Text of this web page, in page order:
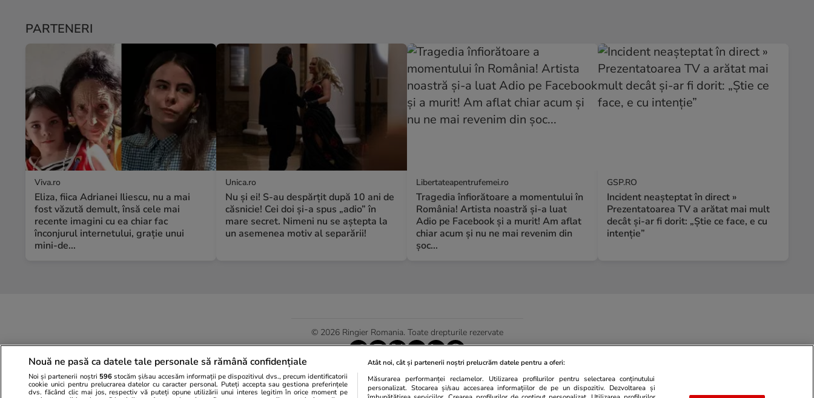
PARTENERI
Viva.ro
Eliza, fiica Adrianei Iliescu, nu a mai
fost văzută demult, însă cele mai
recente imagini cu ea chiar fac
înconjurul internetului, grație unui
mini-de...
Unica.ro
Nu și ei! S-au despărțit după 10 ani de
căsnicie! Cei doi și-a spus „adio” în
mare secret. Nimeni nu se aștepta la
un asemenea motiv al separării!
Libertateapentrufemei.ro
Tragedia înfiorătoare a momentului în
România! Artista noastră și-a luat
Adio pe Facebook și a murit! Am aflat
chiar acum și nu ne mai revenim din
șoc...
GSP.RO
Incident neașteptat în direct »
Prezentatoarea TV a arătat mai mult
decât și-ar fi dorit: „Știe ce face, e cu
intenție”
© 2026 Ringier Romania. Toate drepturile rezervate
Actualizare preferințe cookies
Nouă ne pasă ca datele tale personale să rămână confidențiale
Noi și partenerii noștri 596stocăm și/sau accesăm informații pe dispozitivul dvs., precum identificatorii
cookie unici pentru prelucrarea datelor cu caracter personal. Puteți accepta sau gestiona preferințele
dvs. făcând clic mai jos, respectiv vă puteți opune utilizării unui interes legitim în orice moment pe
Atât noi, cât și partenerii noștri prelucrăm datele pentru a oferi:
Măsurarea performanței reclamelor. Utilizarea profilurilor pentru selectarea conținutului
personalizat. Stocarea și/sau accesarea informațiilor de pe un dispozitiv. Dezvoltarea și